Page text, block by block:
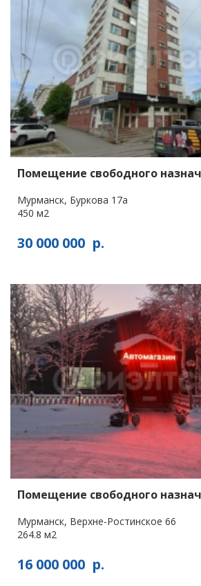
Помещение свободного
Мурманск, Буркова 17а
450 м2
30 000 000 р.
Помещение свободного
Мурманск, Верхне-Ростинское 66
264.8 м2
16 000 000 р.